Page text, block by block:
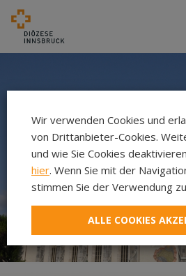
Wir verwenden Cookies und
von Drittanbieter-Cookies.
und wie Sie Cookies
hier. Wenn Sie mit der
stimmen Sie der Verwendung
ALLE COOKIES